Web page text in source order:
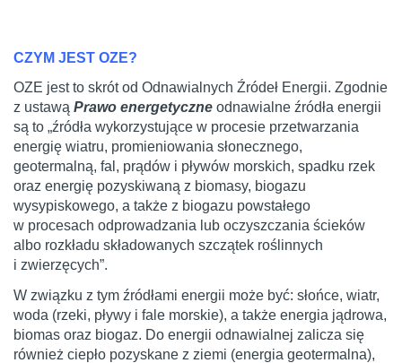
CZYM JEST OZE?
OZE jest to skrót od Odnawialnych Źródeł Energii. Zgodnie
z ustawą Prawo energetyczne odnawialne źródła energii
są to „źródła wykorzystujące w procesie przetwarzania
energię wiatru, promieniowania słonecznego,
geotermalną, fal, prądów i pływów morskich, spadku rzek
oraz energię pozyskiwaną z biomasy, biogazu
wysypiskowego, a także z biogazu powstałego
w procesach odprowadzania lub oczyszczania ścieków
albo rozkładu składowanych szczątek roślinnych
i zwierzęcych”.
W związku z tym źródłami energii może być: słońce, wiatr,
woda (rzeki, pływy i fale morskie), a także energia jądrowa,
biomas oraz biogaz. Do energii odnawialnej zalicza się
również ciepło pozyskane z ziemi (energia geotermalna),